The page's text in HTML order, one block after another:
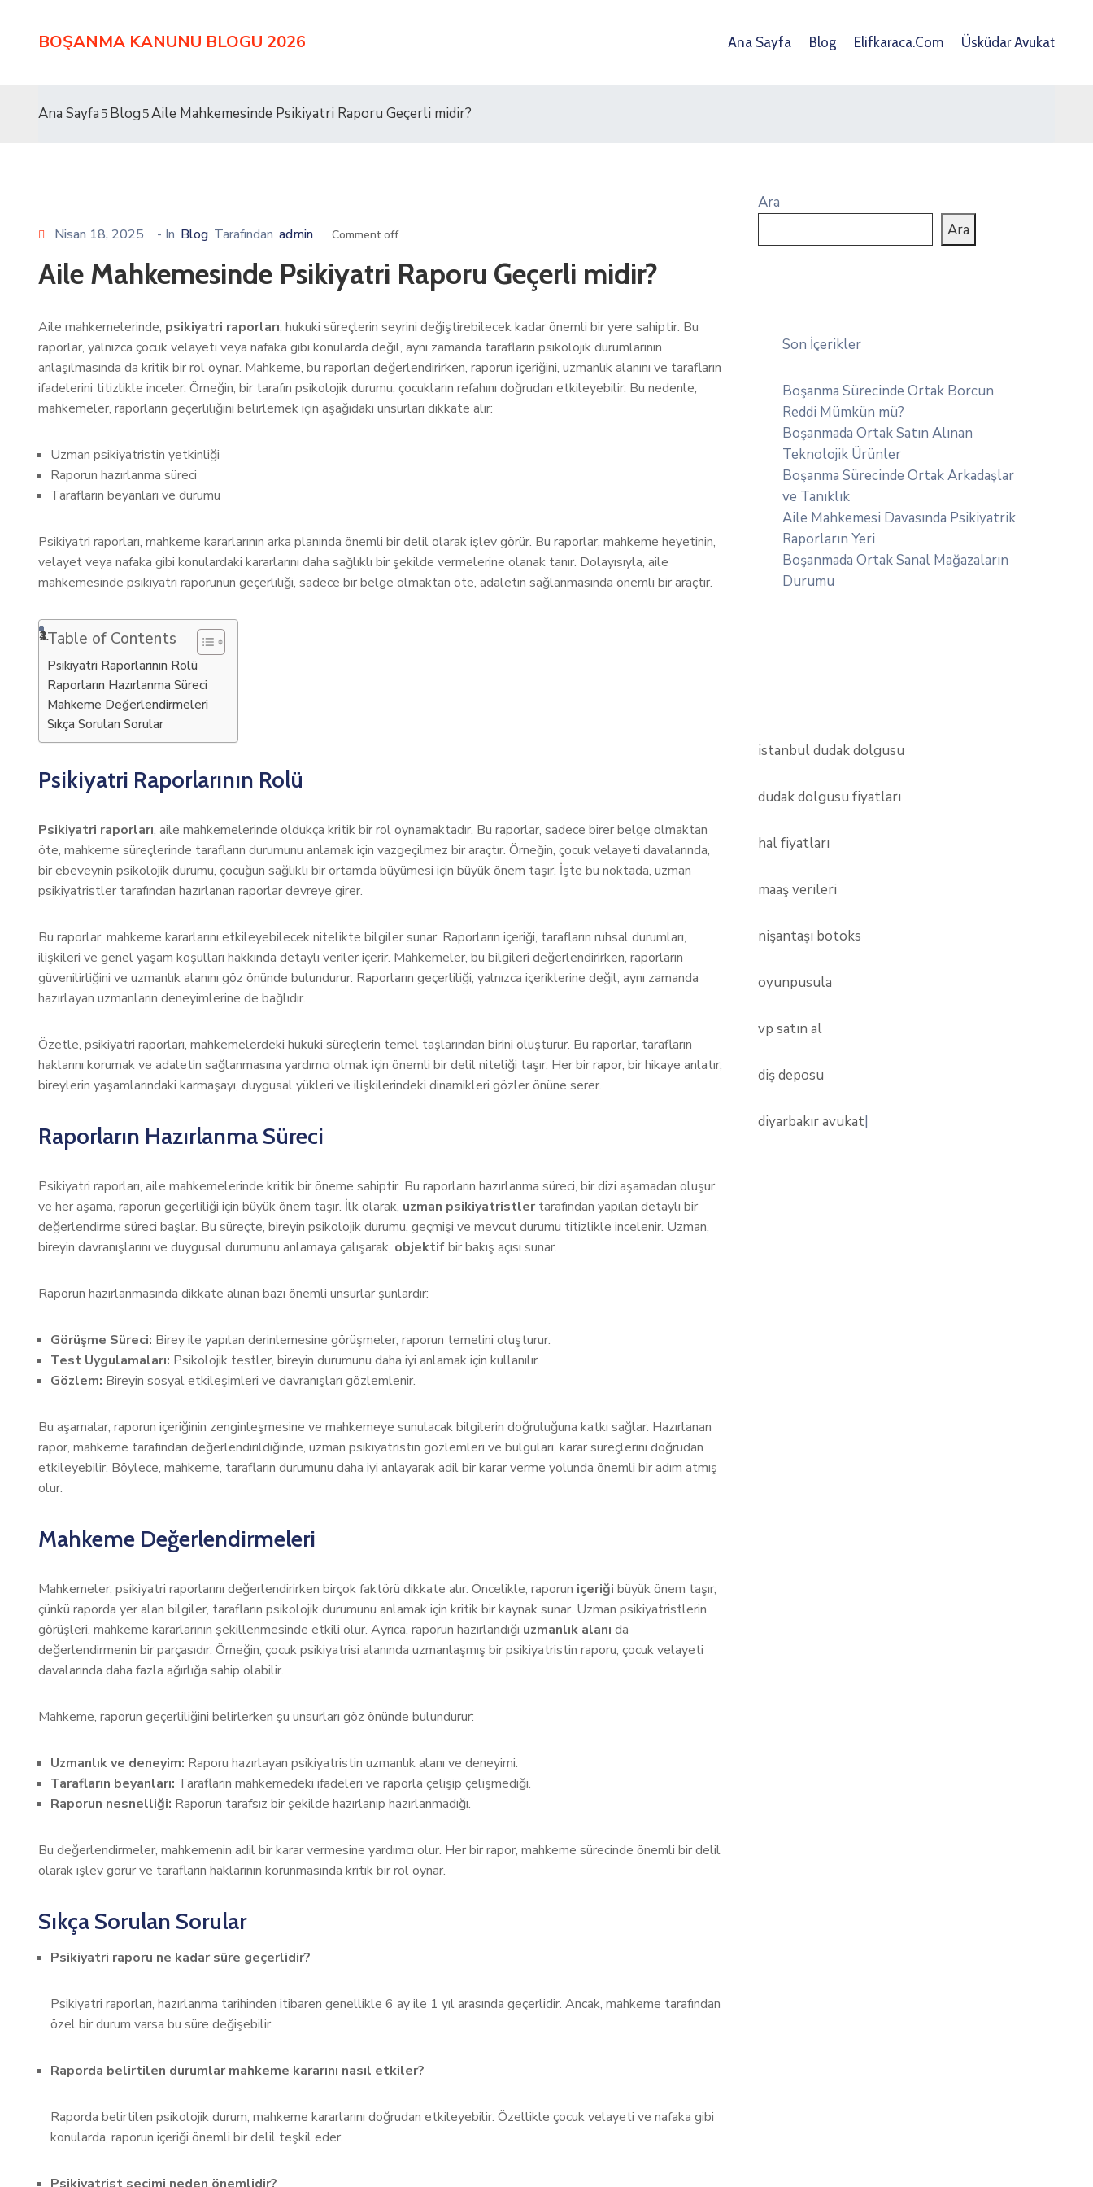
BOŞANMA KANUNU BLOGU 2026 Ana Sayfa Blog Elifkaraca.com Üsküdar Avukat
Ana Sayfa Blog Aile Mahkemesinde Psikiyatri Raporu Geçerli midir?
Nisan 18, 2025 - In Blog Tarafından admin Comment off
Aile Mahkemesinde Psikiyatri Raporu Geçerli midir?
Aile mahkemelerinde, psikiyatri raporları, hukuki süreçlerin seyrini değiştirebilecek kadar önemli bir yere sahiptir. Bu
raporlar, yalnızca çocuk velayeti veya nafaka gibi konularda değil, aynı zamanda tarafların psikolojik durumlarının
anlaşılmasında da kritik bir rol oynar. Mahkeme, bu raporları değerlendirirken, raporun içeriğini, uzmanlık alanını ve tarafların
ifadelerini titizlikle inceler. Örneğin, bir tarafın psikolojik durumu, çocukların refahını doğrudan etkileyebilir. Bu nedenle,
mahkemeler, raporların geçerliliğini belirlemek için aşağıdaki unsurları dikkate alır:
Uzman psikiyatristin yetkinliği
Raporun hazırlanma süreci
Tarafların beyanları ve durumu
Psikiyatri raporları, mahkeme kararlarının arka planında önemli bir delil olarak işlev görür. Bu raporlar, mahkeme heyetinin,
velayet veya nafaka gibi konulardaki kararlarını daha sağlıklı bir şekilde vermelerine olanak tanır. Dolayısıyla, aile
mahkemesinde psikiyatri raporunun geçerliliği, sadece bir belge olmaktan öte, adaletin sağlanmasında önemli bir araçtır.
Table of Contents
Psikiyatri Raporlarının Rolü
Raporların Hazırlanma Süreci
Mahkeme Değerlendirmeleri
Sıkça Sorulan Sorular
Psikiyatri Raporlarının Rolü
Psikiyatri raporları, aile mahkemelerinde oldukça kritik bir rol oynamaktadır. Bu raporlar, sadece birer belge olmaktan
öte, mahkeme süreçlerinde tarafların durumunu anlamak için vazgeçilmez bir araçtır. Örneğin, çocuk velayeti davalarında,
bir ebeveynin psikolojik durumu, çocuğun sağlıklı bir ortamda büyümesi için büyük önem taşır. İşte bu noktada, uzman
psikiyatristler tarafından hazırlanan raporlar devreye girer.
Bu raporlar, mahkeme kararlarını etkileyebilecek nitelikte bilgiler sunar. Raporların içeriği, tarafların ruhsal durumları,
ilişkileri ve genel yaşam koşulları hakkında detaylı veriler içerir. Mahkemeler, bu bilgileri değerlendirirken, raporların
güvenilirliğini ve uzmanlık alanını göz önünde bulundurur. Raporların geçerliliği, yalnızca içeriklerine değil, aynı zamanda
hazırlayan uzmanların deneyimlerine de bağlıdır.
Özetle, psikiyatri raporları, mahkemelerdeki hukuki süreçlerin temel taşlarından birini oluşturur. Bu raporlar, tarafların
haklarını korumak ve adaletin sağlanmasına yardımcı olmak için önemli bir delil niteliği taşır. Her bir rapor, bir hikaye anlatır;
bireylerin yaşamlarındaki karmaşayı, duygusal yükleri ve ilişkilerindeki dinamikleri gözler önüne serer.
Raporların Hazırlanma Süreci
Psikiyatri raporları, aile mahkemelerinde kritik bir öneme sahiptir. Bu raporların hazırlanma süreci, bir dizi aşamadan oluşur
ve her aşama, raporun geçerliliği için büyük önem taşır. İlk olarak, uzman psikiyatristlertarafından yapılan detaylı bir
değerlendirme süreci başlar. Bu süreçte, bireyin psikolojik durumu, geçmişi ve mevcut durumu titizlikle incelenir. Uzman,
bireyin davranışlarını ve duygusal durumunu anlamaya çalışarak, objektifbir bakış açısı sunar.
Raporun hazırlanmasında dikkate alınan bazı önemli unsurlar şunlardır:
Görüşme Süreci: Birey ile yapılan derinlemesine görüşmeler, raporun temelini oluşturur.
Test Uygulamaları: Psikolojik testler, bireyin durumunu daha iyi anlamak için kullanılır.
Gözlem: Bireyin sosyal etkileşimleri ve davranışları gözlemlenir.
Bu aşamalar, raporun içeriğinin zenginleşmesine ve mahkemeye sunulacak bilgilerin doğruluğuna katkı sağlar. Hazırlanan
rapor, mahkeme tarafından değerlendirildiğinde, uzman psikiyatristin gözlemleri ve bulguları, karar süreçlerini doğrudan
etkileyebilir. Böylece, mahkeme, tarafların durumunu daha iyi anlayarak adil bir karar verme yolunda önemli bir adım atmış
olur.
Mahkeme Değerlendirmeleri
Mahkemeler, psikiyatri raporlarını değerlendirirken birçok faktörü dikkate alır. Öncelikle, raporun içeriği büyük önem taşır;
çünkü raporda yer alan bilgiler, tarafların psikolojik durumunu anlamak için kritik bir kaynak sunar. Uzman psikiyatristlerin
görüşleri, mahkeme kararlarının şekillenmesinde etkili olur. Ayrıca, raporun hazırlandığı uzmanlık alanı da
değerlendirmenin bir parçasıdır. Örneğin, çocuk psikiyatrisi alanında uzmanlaşmış bir psikiyatristin raporu, çocuk velayeti
davalarında daha fazla ağırlığa sahip olabilir.
Mahkeme, raporun geçerliliğini belirlerken şu unsurları göz önünde bulundurur:
Uzmanlık ve deneyim: Raporu hazırlayan psikiyatristin uzmanlık alanı ve deneyimi.
Tarafların beyanları: Tarafların mahkemedeki ifadeleri ve raporla çelişip çelişmediği.
Raporun nesnelliği: Raporun tarafsız bir şekilde hazırlanıp hazırlanmadığı.
Bu değerlendirmeler, mahkemenin adil bir karar vermesine yardımcı olur. Her bir rapor, mahkeme sürecinde önemli bir delil
olarak işlev görür ve tarafların haklarının korunmasında kritik bir rol oynar.
Sıkça Sorulan Sorular
Psikiyatri raporu ne kadar süre geçerlidir?
Psikiyatri raporları, hazırlanma tarihinden itibaren genellikle 6 ay ile 1 yıl arasında geçerlidir. Ancak, mahkeme tarafından
özel bir durum varsa bu süre değişebilir.
Raporda belirtilen durumlar mahkeme kararını nasıl etkiler?
Raporda belirtilen psikolojik durum, mahkeme kararlarını doğrudan etkileyebilir. Özellikle çocuk velayeti ve nafaka gibi
konularda, raporun içeriği önemli bir delil teşkil eder.
Ara
Ara
Son İçerikler
Boşanma Sürecinde Ortak Borcun
Reddi Mümkün mü?
Boşanmada Ortak Satın Alınan
Teknolojik Ürünler
Boşanma Sürecinde Ortak Arkadaşlar
ve Tanıklık
Aile Mahkemesi Davasında Psikiyatrik
Raporların Yeri
Boşanmada Ortak Sanal Mağazaların
Durumu
istanbul dudak dolgusu
dudak dolgusu fiyatları
hal fiyatları
maaş verileri
nişantaşı botoks
oyunpusula
vp satın al
diş deposu
diyarbakır avukat|